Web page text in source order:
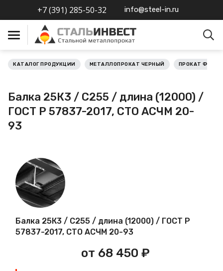
+7 (391) 285-50-32 info@steel-in.ru
Металлопрокат
нержавеющий
Металлопрокат
калиброванный
Профлист
Проволока
КАТАЛОГ ПРОДУКЦИИ МЕТАЛЛОПРОКАТ ЧЕРНЫЙ ПРОКАТ
Балка 25К3 / С255 / длина (12000) /
ГОСТ Р 57837-2017, СТО АСЧМ 20-
93
Балка 25К3 / С255 / длина (12000) / ГОСТ Р
57837-2017, СТО АСЧМ 20-93
от 68 450 ₽